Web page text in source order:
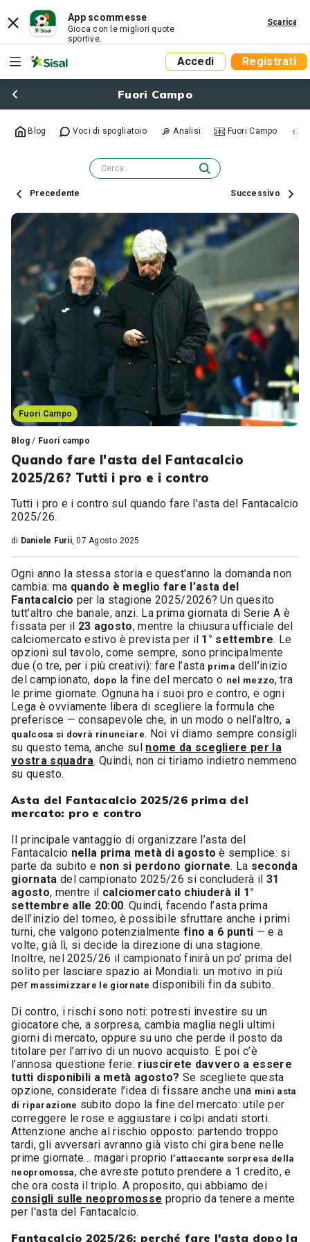
App scommesse
Gioca con le migliori quote
sportive.
Scarica
Accedi Registrati
Fuori Campo
Blog Voci di spogliatoio Analisi Fuori Campo
Precedente Successivo
Fuori Campo
Blog / Fuori campo
Quando fare l'asta del Fantacalcio
2025/26? Tutti i pro e i contro
Tutti i pro e i contro sul quando fare l'asta del Fantacalcio
2025/26.
di Daniele Furii, 07 Agosto 2025
Ogni anno la stessa storia e quest'anno la domanda non
cambia: ma quando è meglio fare l’asta del
Fantacalcio per la stagione 2025/2026? Un quesito
tutt’altro che banale, anzi. La prima giornata di Serie A è
fissata per il 23 agosto, mentre la chiusura ufficiale del
calciomercato estivo è prevista per il 1° settembre. Le
opzioni sul tavolo, come sempre, sono principalmente
due (o tre, per i più creativi): fare l’asta prima dell’inizio
del campionato, dopo la fine del mercato o nel mezzo, tra
le prime giornate. Ognuna ha i suoi pro e contro, e ogni
Lega è ovviamente libera di scegliere la formula che
preferisce — consapevole che, in un modo o nell’altro, a
qualcosa si dovrà rinunciare. Noi vi diamo sempre consigli
su questo tema, anche sul nome da scegliere per la
vostra squadra. Quindi, non ci tiriamo indietro nemmeno
su questo.
Asta del Fantacalcio 2025/26 prima del
mercato: pro e contro
Il principale vantaggio di organizzare l’asta del
Fantacalcio nella prima metà di agosto è semplice: si
parte da subito e non si perdono giornate. La seconda
giornata del campionato 2025/26 si concluderà il 31
agosto, mentre il calciomercato chiuderà il 1°
settembre alle 20:00. Quindi, facendo l’asta prima
dell’inizio del torneo, è possibile sfruttare anche i primi
turni, che valgono potenzialmente fino a 6 punti — e a
volte, già lì, si decide la direzione di una stagione.
Inoltre, nel 2025/26 il campionato finirà un po’ prima del
solito per lasciare spazio ai Mondiali: un motivo in più
per massimizzare le giornate disponibili fin da subito.
Di contro, i rischi sono noti: potresti investire su un
giocatore che, a sorpresa, cambia maglia negli ultimi
giorni di mercato, oppure su uno che perde il posto da
titolare per l’arrivo di un nuovo acquisto. E poi c’è
l’annosa questione ferie: riuscirete davvero a essere
tutti disponibili a metà agosto? Se scegliete questa
opzione, considerate l’idea di fissare anche una mini asta
di riparazione subito dopo la fine del mercato: utile per
correggere le rose e aggiustare i colpi andati storti.
Attenzione anche al rischio opposto: partendo troppo
tardi, gli avversari avranno già visto chi gira bene nelle
prime giornate… magari proprio l’attaccante sorpresa della
neopromossa, che avreste potuto prendere a 1 credito, e
che ora costa il triplo. A proposito, qui abbiamo dei
consigli sulle neopromosse proprio da tenere a mente
per l'asta del Fantacalcio.
Fantacalcio 2025/26: perché fare l'asta dopo la